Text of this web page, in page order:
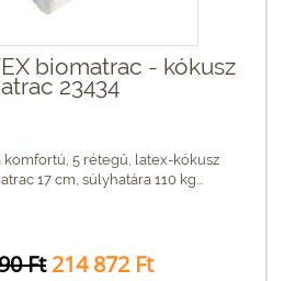
biomatrac - kókusz
23434
komfortú, 5 rétegű, latex-kókusz
17 cm, súlyhatára 110 kg...
Ft 214 872 Ft